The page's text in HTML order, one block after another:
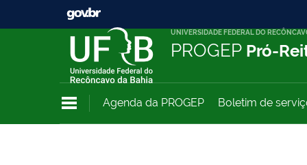
UNIVERSIDADE FEDERAL DO
PROGEP Pró-
Agenda da PROGEP Boletim de